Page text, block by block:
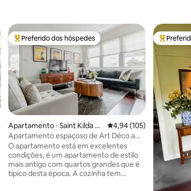
avaliação média de 5, 219 avaliações
Entre os melhores preferidos dos hóspedes
Preferido dos hóspedes
Apartamento ⋅ Saint Kilda W
est
4,94 de uma avaliação
4,94 (105)
Apartamento espaçoso de Art Déco a
poucos passos da praia
O apartamento está em excelentes
condições, é um apartamento de estilo
mais antigo com quartos grandes que é
típico desta época. A cozinha tem
Entre os